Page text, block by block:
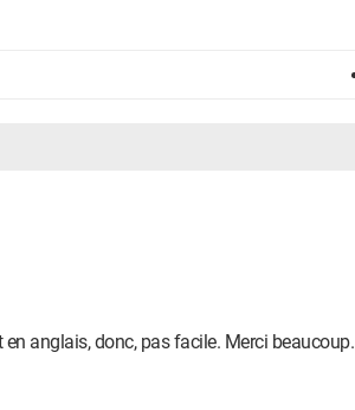
anglais, donc, pas facile. Merci beaucoup.